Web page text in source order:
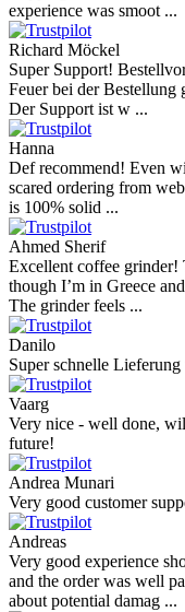
experience was smoot ...
Richard Möckel
Super Support!
Feuer bei der
Der Support ist w ...
Hanna
Def recommend! Even
scared ordering from
is 100% solid ...
Ahmed Sherif
Excellent coffee grinder!
though I’m in Greece
The grinder feels ...
Danilo
Super schnelle
Vaarg
Very nice - well done,
future!
Andrea Munari
Very good customer
Andreas
Very good experience
and the order was well
about potential damag ...